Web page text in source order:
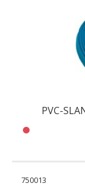
PVC-
750013